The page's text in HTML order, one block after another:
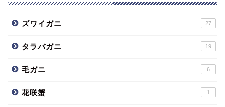
ズワイガニ 27
タラバガニ 19
毛ガニ 6
花咲蟹 1